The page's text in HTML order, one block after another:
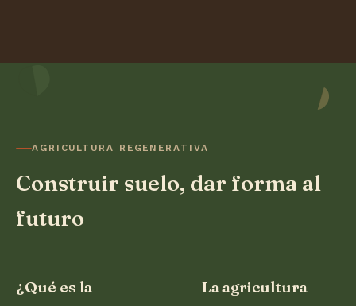
AGRICULTURA REGENERATIVA
Construir suelo, dar forma al
futuro
¿Qué es la
La agricultura